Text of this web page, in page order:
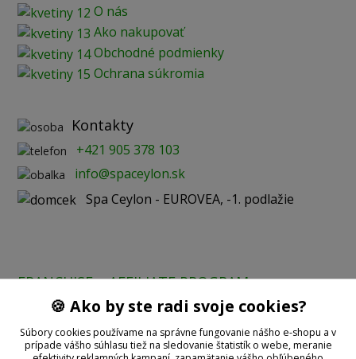
O nás
Ako nakupovať
Obchodné podmienky
Ochrana súkromia
Kontakty
+421 905 378 103
info@spaceylon.sk
Spa Ceylon - EUROVEA, -1. podlažie
FRANCHISE AFFILIATE PROGRAM
Prijímame online platby:
🍪 Ako by ste radi svoje cookies?
Súbory cookies používame na správne fungovanie nášho e-shopu a v
prípade vášho súhlasu tiež na sledovanie štatistík o webe, meranie